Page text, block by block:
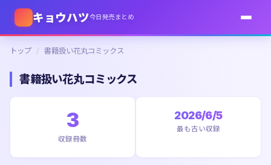
キョウハツ今日発売まとめ
トップ / 書籍扱い花丸コミックス
書籍扱い花丸コミックス
3
収録冊数
2026/6/5
最も古い収録